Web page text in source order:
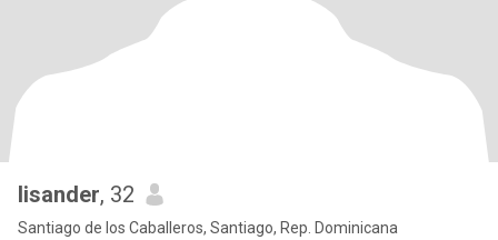
lisander, 32
Santiago de los Caballeros, Santiago, Rep. Dominicana